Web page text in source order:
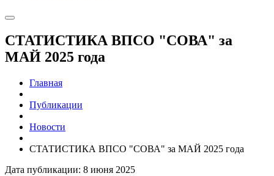
СТАТИСТИКА ВПСО "СОВА" за
МАЙ 2025 года
Главная
Публикации
Новости
СТАТИСТИКА ВПСО "СОВА" за МАЙ 2025 года
Дата публикации: 8 июня 2025